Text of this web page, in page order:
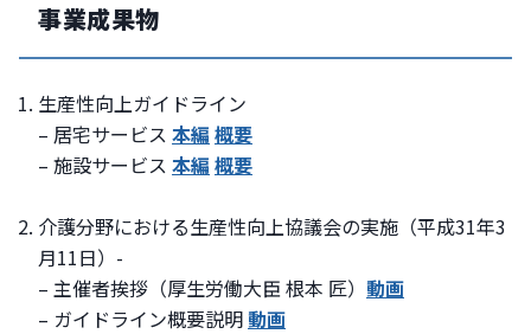
事業成果物
生産性向上ガイドライン
– 居宅サービス 本編 概要
– 施設サービス 本編 概要
介護分野における生産性向上協議会の実施（平成31年3
月11日）-
– 主催者挨拶（厚生労働大臣 根本 匠） 動画
– ガイドライン概要説明動画